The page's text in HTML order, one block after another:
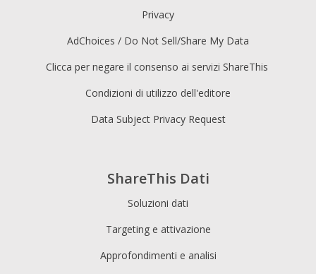
ShareThis Dati
Soluzioni dati
Targeting e attivazione
Approfondimenti e analisi
Privacy
AdChoices / Do Not Sell/Share My Data
Clicca per negare il consenso ai servizi ShareThis
Condizioni di utilizzo dell'editore
Data Subject Privacy Request